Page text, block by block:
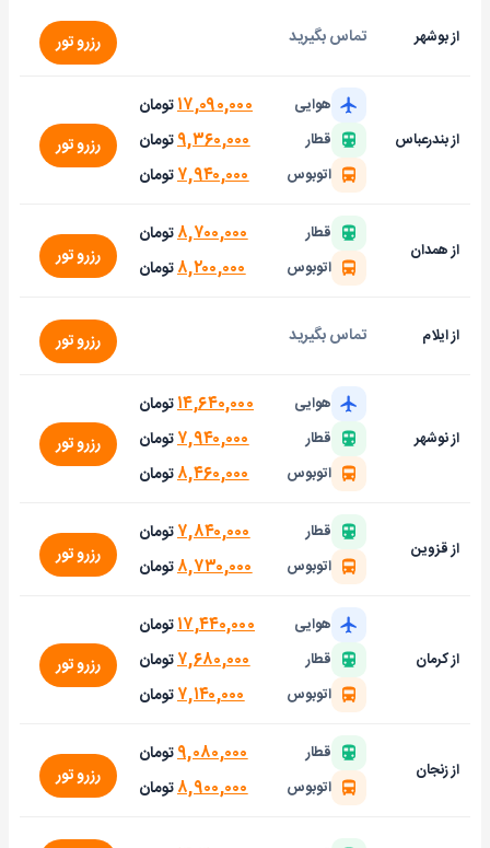
از بوشهر تماس بگیرید رزرو تور
از بندرعباس
هوایی ۱۷,۰۹۰,۰۰۰تومان
قطار ۹,۳۶۰,۰۰۰تومان
اتوبوس ۷,۹۴۰,۰۰۰تومان
رزرو تور
از همدان
قطار ۸,۷۰۰,۰۰۰تومان
اتوبوس ۸,۲۰۰,۰۰۰تومان رزرو تور
از ایلام تماس بگیرید رزرو تور
از نوشهر
هوایی ۱۴,۶۴۰,۰۰۰تومان
قطار ۷,۹۴۰,۰۰۰تومان
اتوبوس ۸,۴۶۰,۰۰۰تومان
رزرو تور
از قزوین
قطار ۷,۸۴۰,۰۰۰تومان
اتوبوس ۸,۷۳۰,۰۰۰تومان رزرو تور
از کرمان
هوایی ۱۷,۴۴۰,۰۰۰تومان
قطار ۷,۶۸۰,۰۰۰تومان
اتوبوس ۷,۱۴۰,۰۰۰تومان
رزرو تور
از زنجان
قطار ۹,۰۸۰,۰۰۰تومان
اتوبوس ۸,۹۰۰,۰۰۰تومان رزرو تور